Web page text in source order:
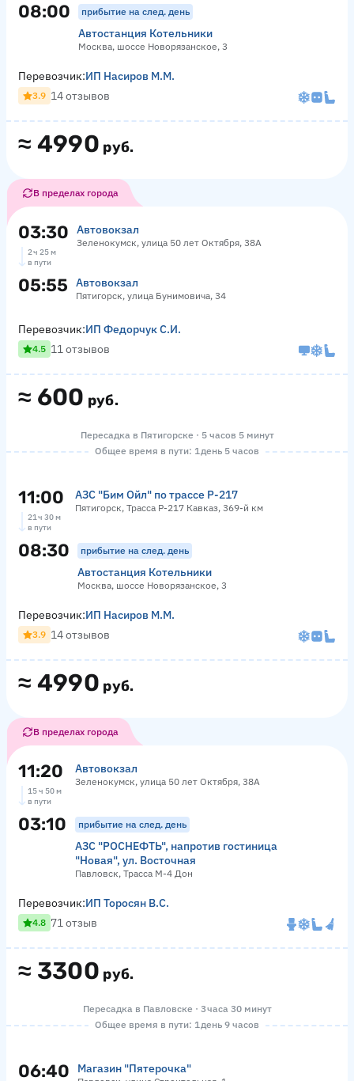
08:00 прибытие на след. день
Автостанция Котельники
Москва, шоссе Новорязанское, 3
≈ 4990 руб.
Перевозчик:ИП Насиров М.М.
3.9 14 отзывов
В пределах города
03:30 Автовокзал
Зеленокумск, улица 50 лет Октября, 38А
2 ч 25 м
в пути
05:55 Автовокзал
Пятигорск, улица Бунимовича, 34
≈ 600 руб.
Перевозчик:ИП Федорчук С.И.
4.5 11 отзывов
Пересадка в Пятигорске · 5 часов 5 минут
Общее время в пути: 1 день 5 часов
11:00 АЗС "Бим Ойл" по трассе Р-217
Пятигорск, Трасса Р-217 Кавказ, 369-й км
21 ч 30 м
в пути
08:30 прибытие на след. день
Автостанция Котельники
Москва, шоссе Новорязанское, 3
≈ 4990 руб.
Перевозчик:ИП Насиров М.М.
3.9 14 отзывов
В пределах города
11:20 Автовокзал
Зеленокумск, улица 50 лет Октября, 38А
15 ч 50 м
в пути
03:10 прибытие на след. день
АЗС "РОСНЕФТЬ", напротив гостиница
"Новая", ул. Восточная
Павловск, Трасса М-4 Дон
≈ 3300 руб.
Перевозчик:ИП Торосян В.С.
4.8 71 отзыв
Пересадка в Павловске · 3 часа 30 минут
Общее время в пути: 1 день 9 часов
06:40 Магазин "Пятерочка"